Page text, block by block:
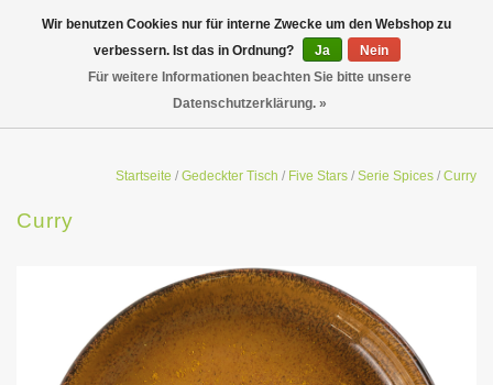
Startseite / Gedeckter Tisch / Five Stars / Serie Spices / Curry
Curry
Wir benutzen Cookies nur für interne Zwecke um den Webshop zu
verbessern. Ist das in Ordnung?
Ja
Nein
Für weitere Informationen beachten Sie bitte unsere
Datenschutzerklärung. »